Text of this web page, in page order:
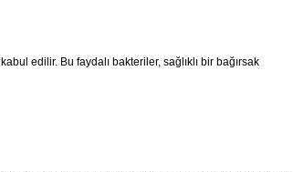
edilir. Bu faydalı bakteriler, sağlıklı bir bağırsak